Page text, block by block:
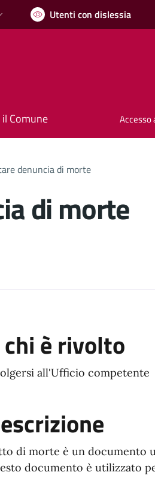
attiva: Utenti con dislessia
Comune Accesso
denuncia di morte
di morte
è rivolto
all'Ufficio competente
di morte è un documento
documento è utilizzato